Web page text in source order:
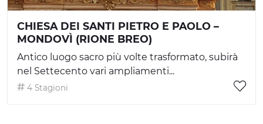
CHIESA DEI SANTI PIETRO E PAOLO –
MONDOVÌ (RIONE BREO)
Antico luogo sacro più volte trasformato, subirà
nel Settecento vari ampliamenti...
4 Stagioni